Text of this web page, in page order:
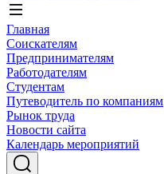
Главная
Соискателям
Предпринимателям
Работодателям
Студентам
Путеводитель по компаниям
Рынок труда
Новости сайта
Календарь мероприятий